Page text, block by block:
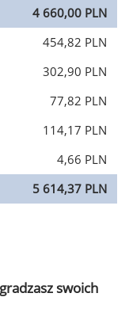
4 660,00 PLN
454,82 PLN
302,90 PLN
77,82 PLN
114,17 PLN
4,66 PLN
5 614,37 PLN
swoich